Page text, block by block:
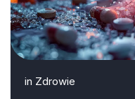
in Zdrowie